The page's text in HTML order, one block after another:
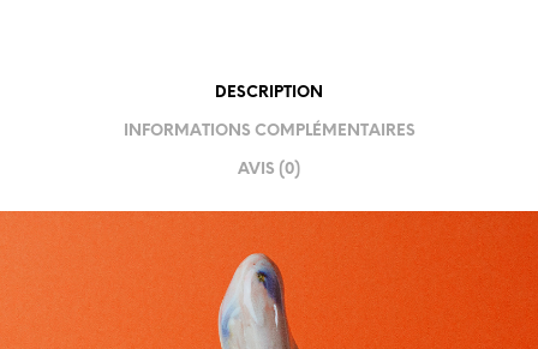
DESCRIPTION
INFORMATIONS COMPLÉMENTAIRES
AVIS (0)